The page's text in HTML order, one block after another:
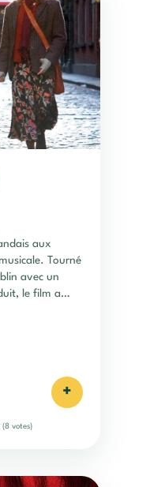
aux
Tourné
avec un
le film a
+
(8 votes)